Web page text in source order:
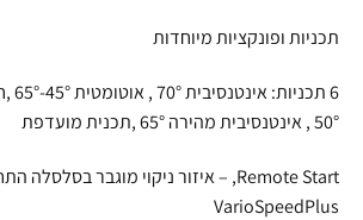
תכניות ופונקציות מיוחדות
50° , אינטנסיבית מהירה 65° ,תכנית מועדפת
VarioSpeedPlus